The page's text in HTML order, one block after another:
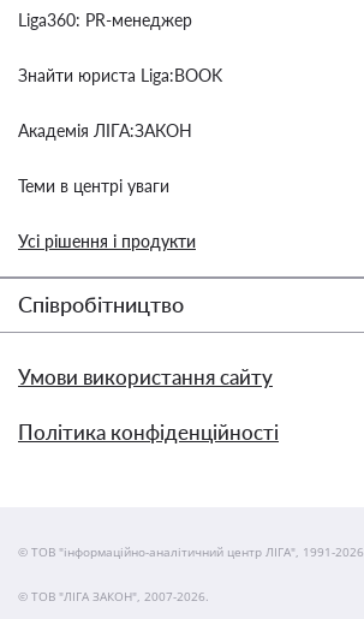
Liga360: PR-менеджер
Знайти юриста Liga:BOOK
Академія ЛІГА:ЗАКОН
Теми в центрі уваги
Усі рішення і продукти
Співробітництво
Умови використання сайту
Політика конфіденційності
© ТОВ "інформаційно-аналітичний центр ЛІГА", 1991-
© ТОВ "ЛІГА ЗАКОН", 2007-2026.